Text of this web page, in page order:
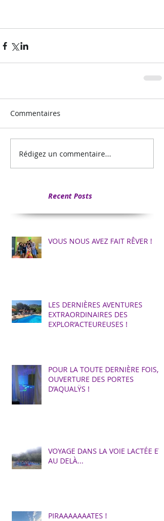
Commentaires
Rédigez un commentaire...
Recent Posts
VOUS NOUS AVEZ FAIT RÊVER !
LES DERNIÈRES AVENTURES
EXTRAORDINAIRES DES
EXPLOR’ACTEUREUSES !
POUR LA TOUTE DERNIÈRE FOIS,
OUVERTURE DES PORTES
D’AQUALŸS !
VOYAGE DANS LA VOIE LACTÉE ET
AU DELÀ...
PIRAAAAAAATES !